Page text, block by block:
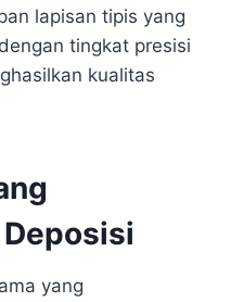
lapisan tipis yang
tingkat presisi
kualitas
yang